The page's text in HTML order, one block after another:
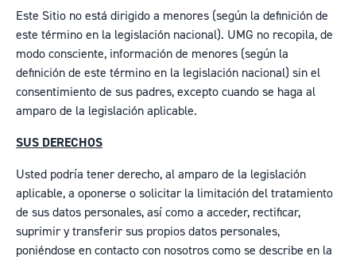
Este Sitio no está dirigido a menores (según la definición de
este término en la legislación nacional). UMG no recopila, de
modo consciente, información de menores (según la
definición de este término en la legislación nacional) sin el
consentimiento de sus padres, excepto cuando se haga al
amparo de la legislación aplicable.
SUS DERECHOS
Usted podría tener derecho, al amparo de la legislación
aplicable, a oponerse o solicitar la limitación del tratamiento
de sus datos personales, así como a acceder, rectificar,
suprimir y transferir sus propios datos personales,
poniéndose en contacto con nosotros como se describe en la